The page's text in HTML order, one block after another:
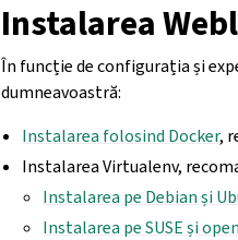
Instalarea
În funcție de configurația și
dumneavoastră:
Instalarea folosind Docker,
Instalarea Virtualenv,
Instalarea pe Debian și
Instalarea pe SUSE și